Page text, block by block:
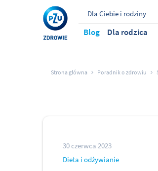
Dla Ciebie i rodziny
Blog Dla rodzica
Strona główna Poradnik o zdrowiu
30 czerwca 2023
Dieta i odżywianie